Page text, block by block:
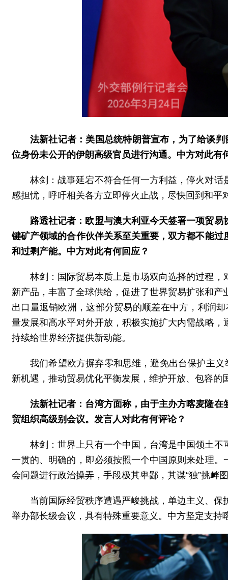
法新社记者：美国总统特朗普宣布，为了给谈
位身份未公开的伊朗高级官员进行沟通。中方对此
林剑：战事延宕不符合任何一方利益，停火对
感担忧，呼吁相关各方立即停火止战，尽快回到和平
路透社记者：欧盟与澳大利亚今天签署一项贸
键矿产领域的合作伙伴关系至关重要，双方都不能
和过剩产能。中方对此有何回应？
林剑：国际贸易本质上是市场双向选择的过程
新产品，丰富了全球供给，促进了世界贸易扩张和
出口量返销欧洲，这部分贸易的顺差在中方，利润
量发展和高水平对外开放，积极实施扩大内需战略
持续给世界经济提供新动能。
我们希望欧方摒弃零和思维，避免出台保护主
新机遇，推动贸易优化平衡发展，维护开放、包容的
法新社记者：台湾方面称，由于主办方喀麦隆
贸组织高级别会议。发言人对此有何评论？
林剑：世界上只有一个中国，台湾是中国领土
一贯的、明确的，即必须按照一个中国原则来处理
会问题进行政治操弄，手段极其卑鄙，其谋“独”挑衅
当前国际经贸秩序遭遇严峻挑战，单边主义、
举办部长级会议，具有特殊重要意义。中方坚定支持